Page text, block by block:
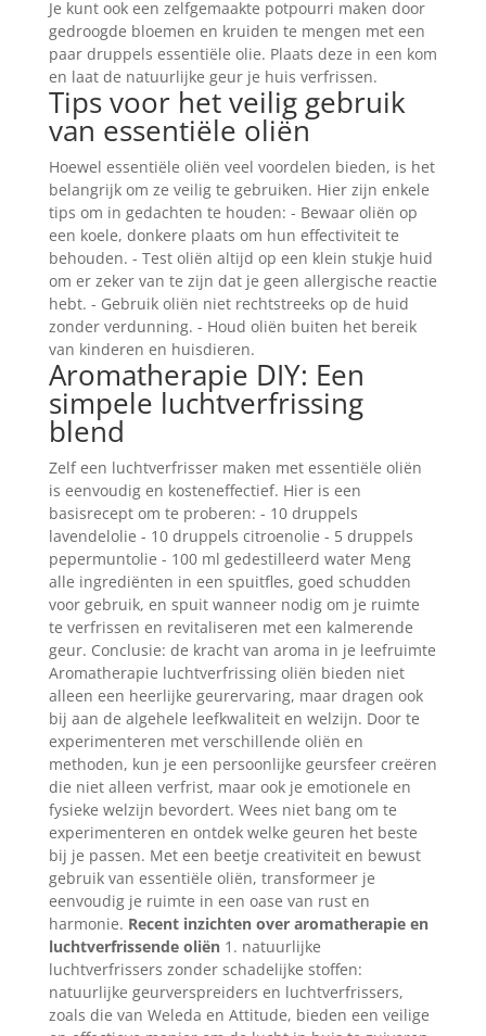
Je kunt ook een zelfgemaakte potpourri maken door
gedroogde bloemen en kruiden te mengen met een
paar druppels essentiële olie. Plaats deze in een kom
en laat de natuurlijke geur je huis verfrissen.
Tips voor het veilig gebruik
van essentiële oliën
Hoewel essentiële oliën veel voordelen bieden, is het
belangrijk om ze veilig te gebruiken. Hier zijn enkele
tips om in gedachten te houden: - Bewaar oliën op
een koele, donkere plaats om hun effectiviteit te
behouden. - Test oliën altijd op een klein stukje huid
om er zeker van te zijn dat je geen allergische reactie
hebt. - Gebruik oliën niet rechtstreeks op de huid
zonder verdunning. - Houd oliën buiten het bereik
van kinderen en huisdieren.
Aromatherapie DIY: Een
simpele luchtverfrissing
blend
Zelf een luchtverfrisser maken met essentiële oliën
is eenvoudig en kosteneffectief. Hier is een
basisrecept om te proberen: - 10 druppels
lavendelolie - 10 druppels citroenolie - 5 druppels
pepermuntolie - 100 ml gedestilleerd water Meng
alle ingrediënten in een spuitfles, goed schudden
voor gebruik, en spuit wanneer nodig om je ruimte
te verfrissen en revitaliseren met een kalmerende
geur. Conclusie: de kracht van aroma in je leefruimte
Aromatherapie luchtverfrissing oliën bieden niet
alleen een heerlijke geurervaring, maar dragen ook
bij aan de algehele leefkwaliteit en welzijn. Door te
experimenteren met verschillende oliën en
methoden, kun je een persoonlijke geursfeer creëren
die niet alleen verfrist, maar ook je emotionele en
fysieke welzijn bevordert. Wees niet bang om te
experimenteren en ontdek welke geuren het beste
bij je passen. Met een beetje creativiteit en bewust
gebruik van essentiële oliën, transformeer je
eenvoudig je ruimte in een oase van rust en
harmonie. Recent inzichten over aromatherapie en
luchtverfrissende oliën1. natuurlijke
luchtverfrissers zonder schadelijke stoffen:
natuurlijke geurverspreiders en luchtverfrissers,
zoals die van Weleda en Attitude, bieden een veilige